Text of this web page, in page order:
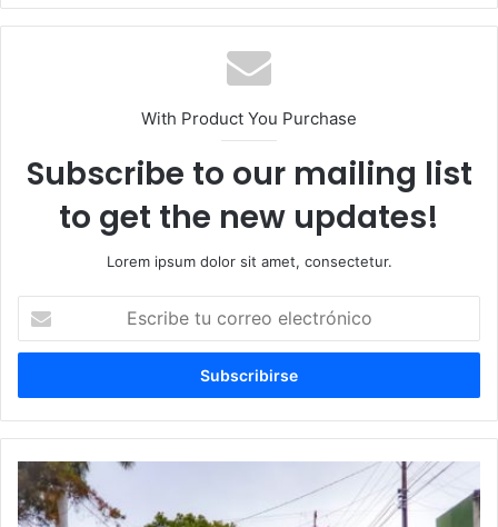
With Product You Purchase
Subscribe to our mailing list
to get the new updates!
Lorem ipsum dolor sit amet, consectetur.
correo